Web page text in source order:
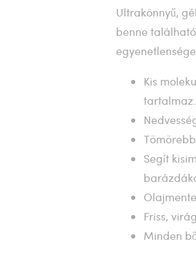
Ultrakönnyű,
benne
Kis
tartalmaz.
Segít
Friss,
Minden